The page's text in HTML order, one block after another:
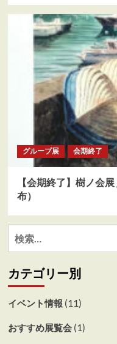
グループ展 会期終了
【会期終了】樹ノ会
布）
検
索:
カテゴリー別
イベント情報 (11)
おすすめ展覧会(1)